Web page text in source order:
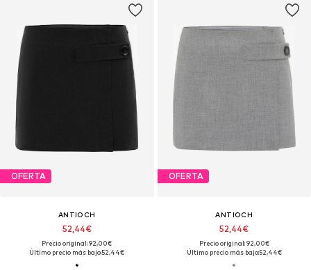
OFERTA
ANTIOCH
52,44€
Precio original: 92,00€
Último precio más bajo:52,44€
OFERTA
ANTIOCH
52,44€
Precio original: 92,00€
Último precio más bajo:52,44€